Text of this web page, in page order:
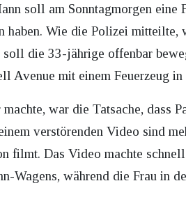
soll am Sonntagmorgen eine
haben. Wie die Polizei
die 33-jährige offenbar
mit einem Feuerzeug in
war die Tatsache, dass
verstörenden Video sind
filmt. Das Video machte
Wagens, während die Frau in